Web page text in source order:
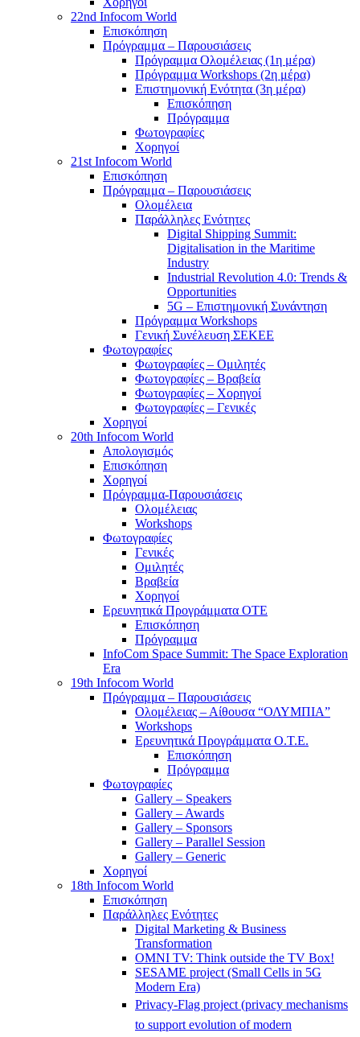
22nd Infocom World
Επισκόπηση
Πρόγραμμα – Παρουσιάσεις
Πρόγραμμα Ολομέλειας (1η μέρα)
Πρόγραμμα Workshops (2η μέρα)
Επιστημονική Ενότητα (3η μέρα)
Επισκόπηση
Πρόγραμμα
Φωτογραφίες
Χορηγοί
21st Infocom World
Επισκόπηση
Πρόγραμμα – Παρουσιάσεις
Ολομέλεια
Παράλληλες Ενότητες
Digital Shipping Summit:
Digitalisation in the Maritime
Industry
Industrial Revolution 4.0: Trends &
Opportunities
5G – Επιστημονική Συνάντηση
Πρόγραμμα Workshops
Γενική Συνέλευση ΣΕΚΕΕ
Φωτογραφίες
Φωτογραφίες – Ομιλητές
Φωτογραφίες – Βραβεία
Φωτογραφίες – Χορηγοί
Φωτογραφίες – Γενικές
Χορηγοί
20th Infocom World
Απολογισμός
Επισκόπηση
Χορηγοί
Πρόγραμμα-Παρουσιάσεις
Ολομέλειας
Workshops
Φωτογραφίες
Γενικές
Ομιλητές
Βραβεία
Χορηγοί
Ερευνητικά Προγράμματα ΟΤΕ
Επισκόπηση
Πρόγραμμα
InfoCom Space Summit: The Space Exploration
Era
19th Infocom World
Πρόγραμμα – Παρουσιάσεις
Ολομέλειας – Αίθουσα “ΟΛΥΜΠΙΑ”
Workshops
Ερευνητικά Προγράμματα Ο.Τ.Ε.
Επισκόπηση
Πρόγραμμα
Φωτογραφίες
Gallery – Speakers
Gallery – Awards
Gallery – Sponsors
Gallery – Parallel Session
Gallery – Generic
Χορηγοί
18th Infocom World
Επισκόπηση
Παράλληλες Ενότητες
Digital Marketing & Business
Transformation
OMNI TV: Think outside the TV Box!
SESAME project (Small Cells in 5G
Modern Era)
Privacy-Flag project (privacy mechanisms
to support evolution of modern